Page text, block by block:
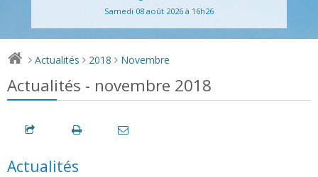
Samedi 08 août 2026 à 16h26
> Actualités > 2018 > Novembre
Actualités - novembre 2018
Actualités